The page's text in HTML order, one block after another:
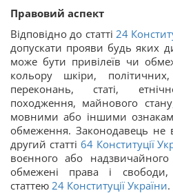
Правовий аспект
Відповідно до статті 24
допускати прояви будь яких
може бути привілеїв чи
кольору шкіри,
переконань, статі,
походження, майнового
мовними або іншими
обмеження. Законодавець не
другий статті 64 Конституції
воєнного або
обмежені права і свободи,
статтею 24 Конституції України.